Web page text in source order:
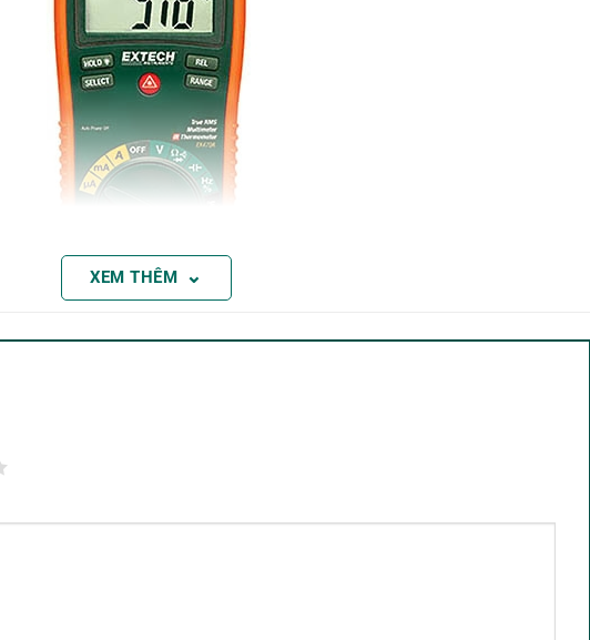
HVAC hoặc bảo dưỡng nhà máy. Nhiệt kế hồng ngoại đo nhiệt độ bề mặt
không cần tiếp xúc. Con trỏ laser tích hợp tập trung vào vùng đo. Các chức
XEM THÊM ⌄